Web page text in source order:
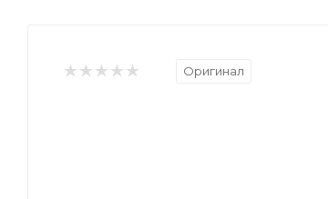
Оригинал